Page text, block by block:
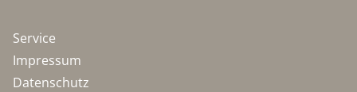
Service
Impressum
Datenschutz